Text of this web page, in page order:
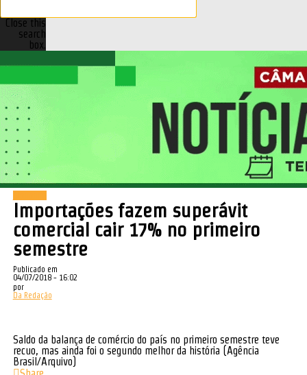
Close this
search
box.
Importações fazem superávit
comercial cair 17% no primeiro
semestre
Publicado em
04/07/2018 - 16:02
por
Da Redação
Saldo da balança de comércio do país no primeiro semestre teve
recuo, mas ainda foi o segundo melhor da história (Agência
Brasil/Arquivo)